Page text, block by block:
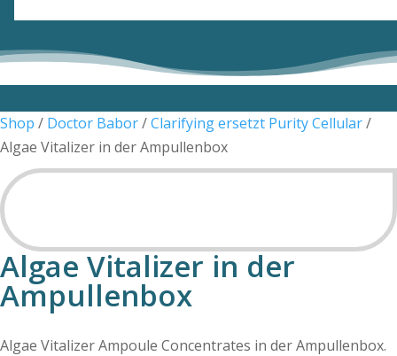
Shop / Doctor Babor/Clarifying ersetzt Purity Cellular/
Algae Vitalizer in der Ampullenbox
Algae Vitalizer in der
Ampullenbox
Algae Vitalizer Ampoule Concentrates in der Ampullenbox.